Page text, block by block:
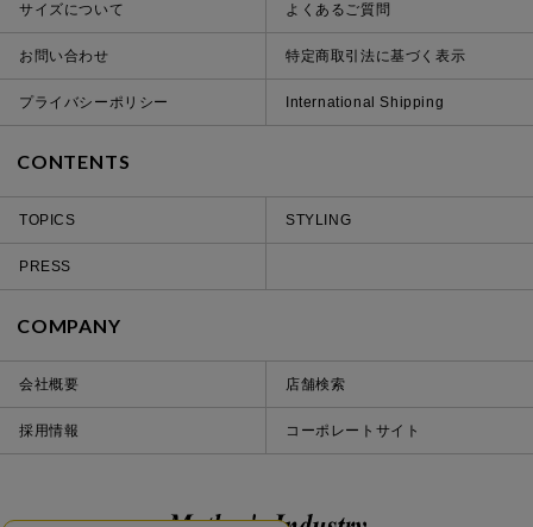
サイズについて よくあるご質問
お問い合わせ 特定商取引法に基づく表示
プライバシーポリシー International Shipping
CONTENTS
TOPICS STYLING
PRESS
COMPANY
会社概要 店舗検索
採用情報 コーポレートサイト